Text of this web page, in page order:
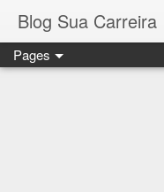
Blog Sua Carreira
Pages